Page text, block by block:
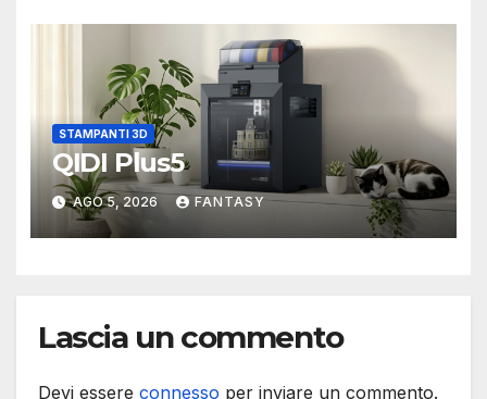
STAMPANTI 3D
QIDI Plus5
AGO 5, 2026 FANTASY
Lascia un commento
Devi essere connesso per inviare un commento.